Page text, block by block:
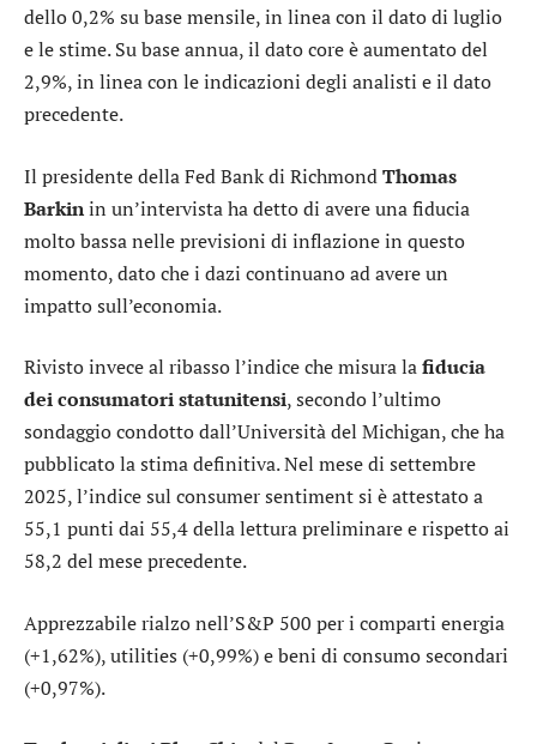
dello 0,2% su base mensile, in linea con il dato di luglio
e le stime. Su base annua, il dato core è aumentato del
2,9%, in linea con le indicazioni degli analisti e il dato
precedente.
Il presidente della Fed Bank di RichmondThomas
Barkinin un’intervista ha detto di avere una fiducia
molto bassa nelle previsioni di inflazione in questo
momento, dato che i dazi continuano ad avere un
impatto sull’economia.
Rivisto invece al ribasso l’indice che misura lafiducia
dei consumatori statunitensi, secondo l’ultimo
sondaggio condotto dall’Università del Michigan, che ha
pubblicato la stima definitiva. Nel mese di settembre
2025, l’indice sul consumer sentiment si è attestato a
55,1 punti dai 55,4 della lettura preliminare e rispetto ai
58,2 del mese precedente.
Apprezzabile rialzo nell’S&P 500 per i comparti energia
(+1,62%),utilities (+0,99%) ebeni di consumo secondari
(+0,97%).